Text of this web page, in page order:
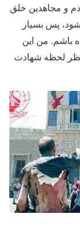
و مجاهدین خلق
پس بسیار
باشم. من این
لحظه شهادت